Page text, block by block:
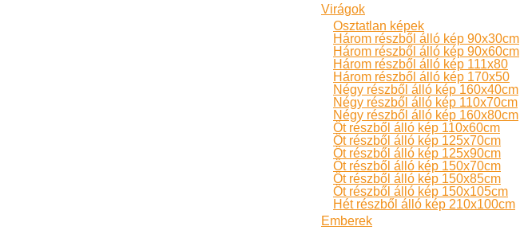
Virágok
Osztatlan képek
Három részből álló kép 90x30cm
Három részből álló kép 90x60cm
Három részből álló kép 111x80
Három részből álló kép 170x50
Négy részből álló kép 160x40cm
Négy részből álló kép 110x70cm
Négy részből álló kép 160x80cm
Öt részből álló kép 110x60cm
Öt részből álló kép 125x70cm
Öt részből álló kép 125x90cm
Öt részből álló kép 150x70cm
Öt részből álló kép 150x85cm
Öt részből álló kép 150x105cm
Hét részből álló kép 210x100cm
Emberek